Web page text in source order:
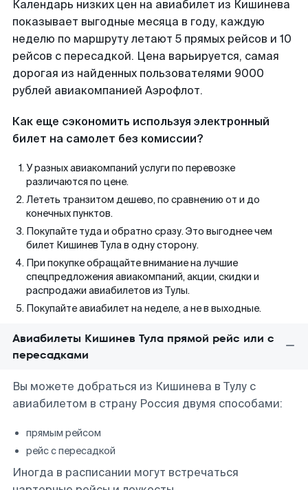
Календарь низких цен на авиабилет из Кишинева
показывает выгодные месяца в году, каждую
неделю по маршруту летают 5 прямых рейсов и 10
рейсов с пересадкой. Цена варьируется, самая
дорогая из найденных пользователями 9000
рублей авиакомпанией Аэрофлот.
Как еще сэкономить используя электронный
билет на самолет без комиссии?
У разных авиакомпаний услуги по перевозке
различаются по цене.
Лететь транзитом дешево, по сравнению от и до
конечных пунктов.
Покупайте туда и обратно сразу. Это выгоднее чем
билет Кишинев Тула в одну сторону.
При покупке обращайте внимание на лучшие
спецпредложения авиакомпаний, акции, скидки и
распродажи авиабилетов из Тулы.
Покупайте авиабилет на неделе, а не в выходные.
Авиабилеты Кишинев Тула прямой рейс или с
пересадками
Вы можете добраться из Кишинева в Тулу с
авиабилетом в страну Россия двумя способами:
прямым рейсом
рейс с пересадкой
Иногда в расписании могут встречаться